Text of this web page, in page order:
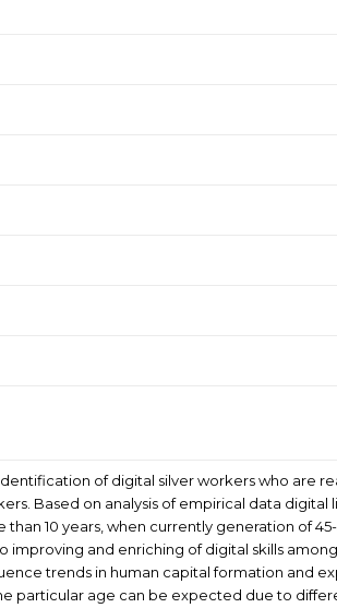
of digital silver workers who are
Based on analysis of empirical data digital
10 years, when currently generation of
and enriching of digital skills
trends in human capital formation and
particular age can be expected due to